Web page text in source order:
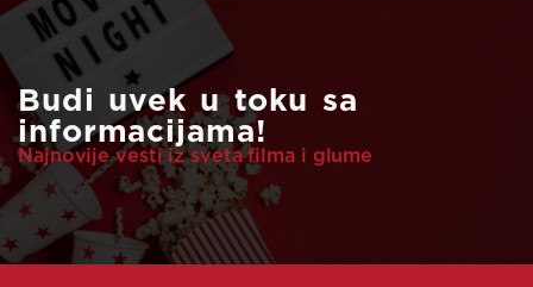
Budi uvek u toku sa
informacijama!
Najnovije vesti iz sveta filma i glume